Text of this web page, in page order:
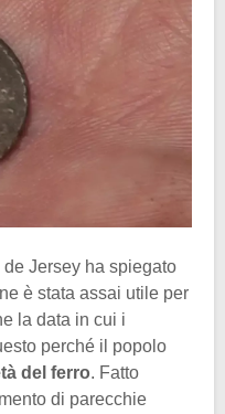
de Jersey ha spiegato
è stata assai utile per
la data in cui i
perché il popolo
del ferro. Fatto
di parecchie